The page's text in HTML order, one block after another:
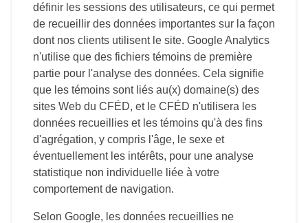
définir les sessions des utilisateurs, ce qui permet
de recueillir des données importantes sur la façon
dont nos clients utilisent le site. Google Analytics
n'utilise que des fichiers témoins de première
partie pour l'analyse des données. Cela signifie
que les témoins sont liés au(x) domaine(s) des
sites Web du CFÉD, et le CFÉD n'utilisera les
données recueillies et les témoins qu'à des fins
d'agrégation, y compris l'âge, le sexe et
éventuellement les intérêts, pour une analyse
statistique non individuelle liée à votre
comportement de navigation.
Selon Google, les données recueillies ne